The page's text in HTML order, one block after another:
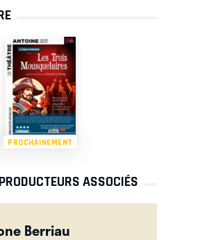
PROCHAINEMENT
ASSOCIÉS
Berriau